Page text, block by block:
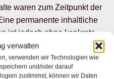
verwalten
verwenden wir Technologien wie
und/oder darauf
zustimmst, können wir Daten
waren zum Zeitpunkt der
permanente inhaltliche
ist jedoch ohne konkrete
nicht zumutbar.
werden wir